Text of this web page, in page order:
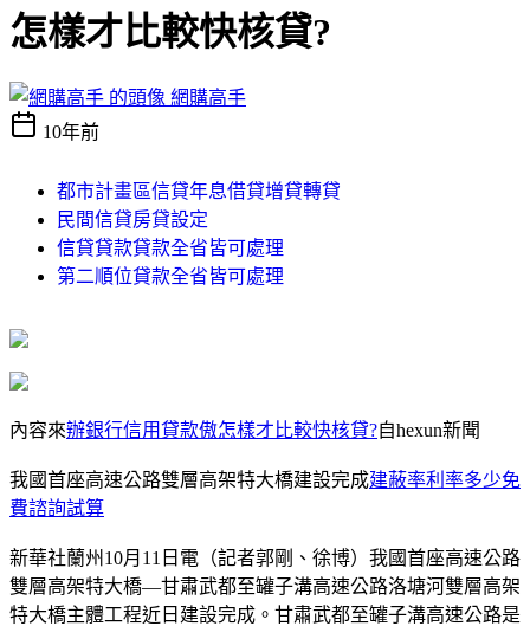
怎樣才比較快核貸?
網購高手
10年前
都市計畫區信貸年息借貸增貸轉貸
民間信貸房貸設定
信貸貸款貸款全省皆可處理
第二順位貸款全省皆可處理
內容來辦銀行信用貸款傲怎樣才比較快核貸?自hexun新聞
我國首座高速公路雙層高架特大橋建設完成建蔽率利率多少免
費諮詢試算
新華社蘭州10月11日電（記者郭剛、徐博）我國首座高速公路
雙層高架特大橋—甘肅武都至罐子溝高速公路洛塘河雙層高架
特大橋主體工程近日建設完成。甘肅武都至罐子溝高速公路是